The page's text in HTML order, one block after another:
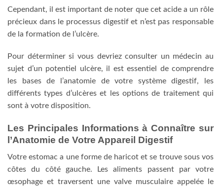
Cependant, il est important de noter que cet acide a un rôle
précieux dans le processus digestif et n’est pas responsable
de la formation de l’ulcère.
Pour déterminer si vous devriez consulter un médecin au
sujet d’un potentiel ulcère, il est essentiel de comprendre
les bases de l’anatomie de votre système digestif, les
différents types d’ulcères et les options de traitement qui
sont à votre disposition.
Les Principales Informations à Connaître sur
l’Anatomie de Votre Appareil Digestif
Votre estomac a une forme de haricot et se trouve sous vos
côtes du côté gauche. Les aliments passent par votre
œsophage et traversent une valve musculaire appelée le